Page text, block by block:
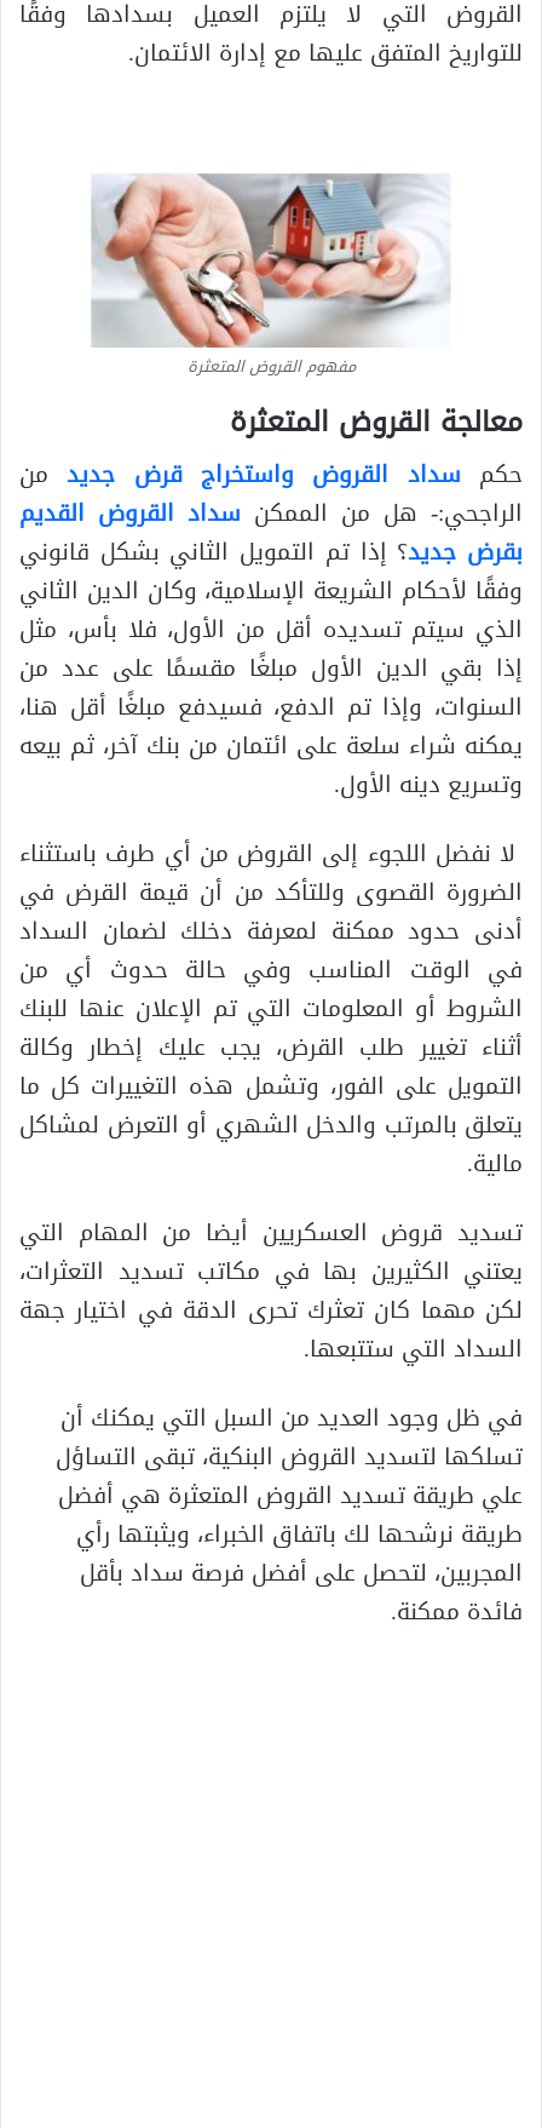
القروض التي لا يلتزم العميل بسدادها وفقًا
للتواريخ المتفق عليها مع إدارة الائتمان.
مفهوم القروض المتعثرة
معالجة القروض المتعثرة
حكم سداد القروض واستخراج قرض جديدمن
الراجحي:- هل من الممكن سداد القروض القديم
بقرض جديد؟ إذا تم التمويل الثاني بشكل قانوني
وفقًا لأحكام الشريعة الإسلامية، وكان الدين الثاني
الذي سيتم تسديده أقل من الأول، فلا بأس، مثل
إذا بقي الدين الأول مبلغًا مقسمًا على عدد من
السنوات، وإذا تم الدفع، فسيدفع مبلغًا أقل هنا،
يمكنه شراء سلعة على ائتمان من بنك آخر، ثم بيعه
وتسريع دينه الأول.
لا نفضل اللجوء إلى القروض من أي طرف باستثناء
الضرورة القصوى وللتأكد من أن قيمة القرض في
أدنى حدود ممكنة لمعرفة دخلك لضمان السداد
في الوقت المناسب وفي حالة حدوث أي من
الشروط أو المعلومات التي تم الإعلان عنها للبنك
أثناء تغيير طلب القرض، يجب عليك إخطار وكالة
التمويل على الفور، وتشمل هذه التغييرات كل ما
يتعلق بالمرتب والدخل الشهري أو التعرض لمشاكل
مالية.
تسديد قروض العسكريين أيضا من المهام التي
يعتني الكثيرين بها في مكاتب تسديد التعثرات،
لكن مهما كان تعثرك تحرى الدقة في اختيار جهة
السداد التي ستتبعها.
في ظل وجود العديد من السبل التي يمكنك أن
تسلكها لتسديد القروض البنكية، تبقى التساؤل
علي طريقة تسديد القروض المتعثرة هي أفضل
طريقة نرشحها لك باتفاق الخبراء، ويثبتها رأي
المجربين، لتحصل على أفضل فرصة سداد بأقل
فائدة ممكنة.